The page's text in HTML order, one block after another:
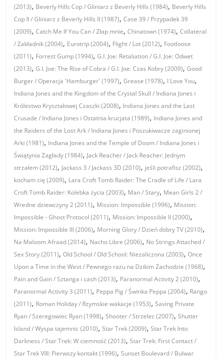
(2013), Beverly Hills Cop / Gliniarz z Beverly Hills (1984), Beverly Hills
Cop II / Gliniarz z Beverly Hills II (1987),Case 39 / Przypadek 39
(2009),Catch Me If You Can / Złap mnie,Chinatown (1974),Collateral
/ Zakładnik (2004), Eurotrip (2004), Flight / Lot (2012), Footloose
(2011), Forrest Gump (1994),G.I. Joe: Retaliation / G.I. Joe: Odwet
(2013),G.I. Joe: The Rise of Cobra / G.I. Joe: Czas Kobry (2009),Good
Burger / Operacja 'Hamburger' (1997),Grease (1978), I Love You,
Indiana Jones and the Kingdom of the Crystal Skull / Indiana Jones i
Królestwo Kryształowej Czaszki (2008), Indiana Jones and the Last
Crusade / Indiana Jones i Ostatnia krucjata (1989), Indiana Jones and
the Raiders of the Lost Ark / Indiana Jones i Poszukiwacze zaginionej
Arki (1981), Indiana Jones and the Temple of Doom / Indiana Jones i
Świątynia Zagłady (1984), Jack Reacher / Jack Reacher: Jednym
strzałem (2012), Jackass 3 / Jackass 3D (2010), jeśli potrafisz (2002),
kocham cię (2009), Lara Croft Tomb Raider: The Cradle of Life / Lara
Croft Tomb Raider: Kolebka życia (2003), Man / Stary, Mean Girls 2 /
Wredne dziewczyny 2 (2011), Mission: Impossible (1996), Mission:
Impossible - Ghost Protocol (2011), Mission: Impossible II (2000),
Mission: Impossible III (2006), Morning Glory / Dzień dobry TV (2010),
Na Maloom Afraad (2014), Nacho Libre (2006), No Strings Attached /
Sex Story (2011),Old School / Old School: Niezaliczona (2003),Once
Upon a Time in the West / Pewnego razu na Dzikim Zachodzie (1968),
Pain and Gain / Sztanga i cash (2013), Paranormal Activity 2 (2010),
Paranormal Activity 3 (2011), Peppa Pig / Świnka Peppa (2004), Rango
(2011), Roman Holiday / Rzymskie wakacje (1953),Saving Private
Ryan / Szeregowiec Ryan (1998),Shooter / Strzelec (2007),Shutter
Island / Wyspa tajemnic (2010),Star Trek (2009),Star Trek Into
Darkness / Star Trek: W ciemność (2013),Star Trek: First Contact /
Star Trek VIII: Pierwszy kontakt (1996),Sunset Boulevard / Bulwar